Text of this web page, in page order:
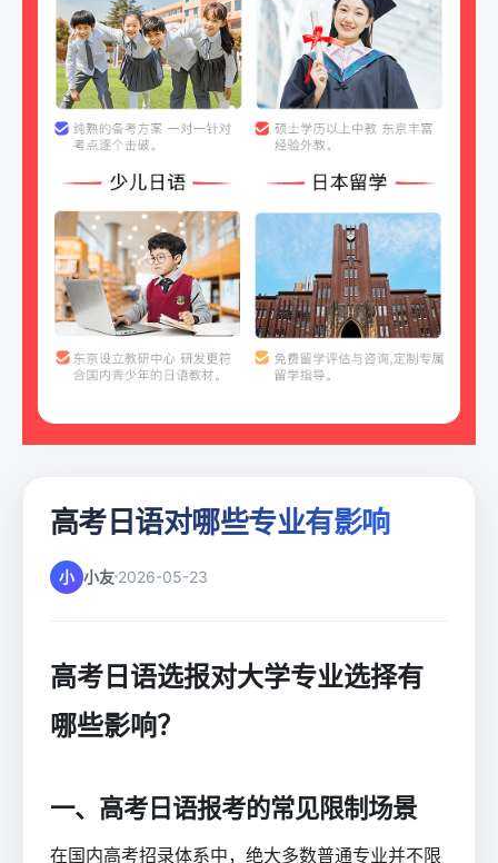
高考日语对哪些专业有影响
小 小友 2026-05-23
高考日语选报对大学专业选择有
哪些影响？
一、高考日语报考的常见限制场景
在国内高考招录体系中，绝大多数普通专业并不限